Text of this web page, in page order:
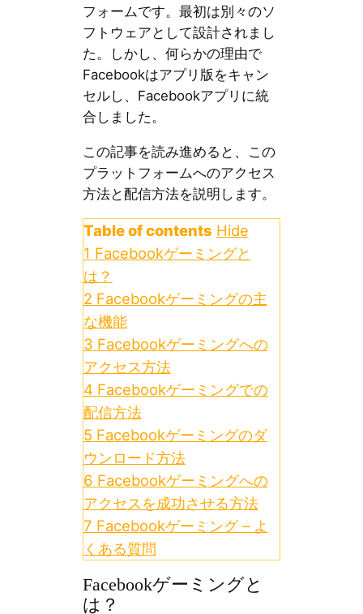
フォームです。最初は別々のソ
フトウェアとして設計されまし
た。しかし、何らかの理由で
Facebookはアプリ版をキャン
セルし、Facebookアプリに統
合しました。
この記事を読み進めると、この
プラットフォームへのアクセス
方法と配信方法を説明します。
Table of contents Hide
1 Facebookゲーミングと
は？
2 Facebookゲーミングの主
な機能
3 Facebookゲーミングへの
アクセス方法
4 Facebookゲーミングでの
配信方法
5 Facebookゲーミングのダ
ウンロード方法
6 Facebookゲーミングへの
アクセスを成功させる方法
7 Facebookゲーミング – よ
くある質問
Facebookゲーミングと
は？